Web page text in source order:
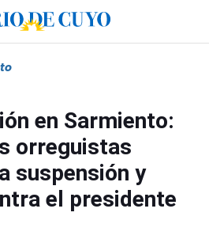
en Sarmiento:
orreguistas
suspensión y
el presidente